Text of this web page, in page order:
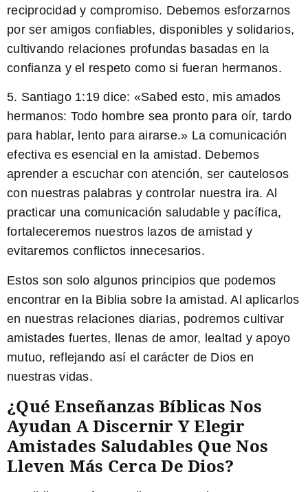
reciprocidad y compromiso. Debemos esforzarnos
por ser amigos confiables, disponibles y solidarios,
cultivando relaciones profundas basadas en la
confianza y el respeto como si fueran hermanos.
5. Santiago 1:19 dice: «Sabed esto, mis amados
hermanos: Todo hombre sea pronto para oír, tardo
para hablar, lento para airarse.» La comunicación
efectiva es esencial en la amistad. Debemos
aprender a escuchar con atención, ser cautelosos
con nuestras palabras y controlar nuestra ira. Al
practicar una comunicación saludable y pacífica,
fortaleceremos nuestros lazos de amistady
evitaremos conflictos innecesarios.
Estos son solo algunos principios que podemos
encontrar en la Biblia sobre la amistad. Al aplicarlos
en nuestras relaciones diarias, podremos cultivar
amistades fuertes, llenas de amor, lealtad y apoyo
mutuo, reflejando así el carácter de Dios en
nuestras vidas.
¿Qué Enseñanzas Bíblicas Nos
Ayudan A Discernir Y Elegir
Amistades Saludables Que Nos
Lleven Más Cerca De Dios?